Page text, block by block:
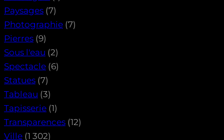
Paysages (7)
Photographie (7)
Pierres (9)
Sous l'eau (2)
Spectacle (6)
Statues (7)
Tableau (3)
Tapisserie (1)
Transparences (12)
Ville (1 302)